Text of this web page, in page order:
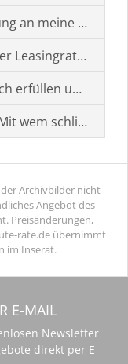
an meine
Leasingrate
erfüllen um einen
wem schließe ich
Archivbilder nicht
Angebot des
Preisänderungen,
rate.de übernimmt
im Inserat.
E-MAIL
Newsletter
direkt per E-